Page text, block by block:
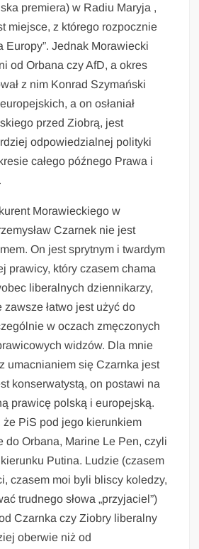
premiera) w Radiu Maryja ,
miejsce, z którego rozpocznie
Europy”. Jednak Morawiecki
od Orbana czy AfD, a okres
z nim Konrad Szymański
a on osłaniał
przed Ziobrą, jest
odpowiedzialnej polityki
całego późnego Prawa i
Morawieckiego w
Czarnek nie jest
On jest sprytnym i twardym
prawicy, który czasem chama
liberalnych dziennikarzy,
zawsze łatwo jest użyć do
w oczach zmęczonych
widzów. Dla mnie
umacnianiem się Czarnka jest
konserwatystą, on postawi na
prawicę polską i europejską.
że PiS pod jego kierunkiem
do Orbana, Marine Le Pen, czyli
Putina. Ludzie (czasem
czasem moi byli bliscy koledzy,
trudnego słowa „przyjaciel”)
Czarnka czy Ziobry liberalny
oberwie niż od